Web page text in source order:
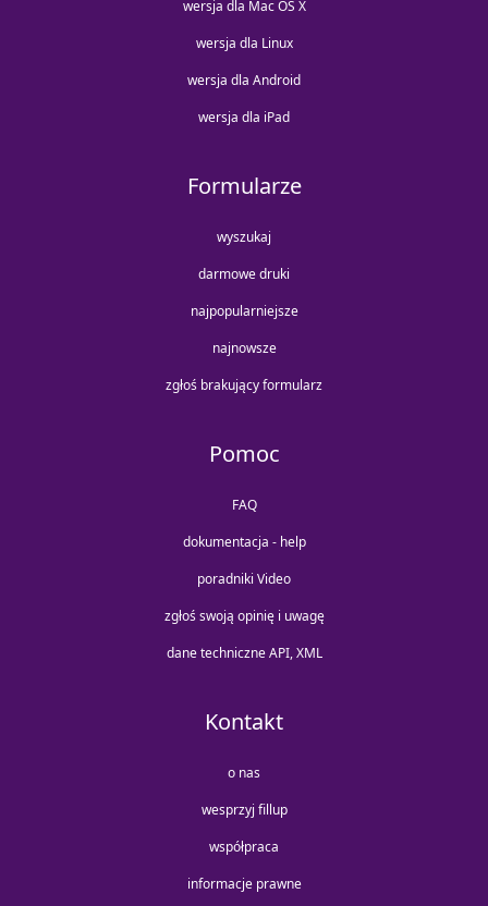
wersja dla Mac OS X
wersja dla Linux
wersja dla Android
wersja dla iPad
Formularze
wyszukaj
darmowe druki
najpopularniejsze
najnowsze
zgłoś brakujący formularz
Pomoc
FAQ
dokumentacja - help
poradniki Video
zgłoś swoją opinię i uwagę
dane techniczne API, XML
Kontakt
o nas
wesprzyj fillup
współpraca
informacje prawne